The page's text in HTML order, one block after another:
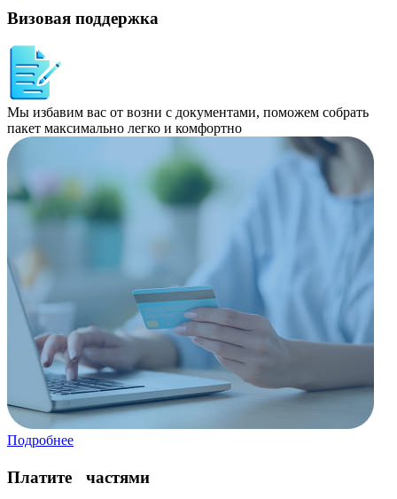
Визовая поддержка
Мы избавим вас от возни с документами, поможем собрать
пакет максимально легко и комфортно
Подробнее
Платите частями